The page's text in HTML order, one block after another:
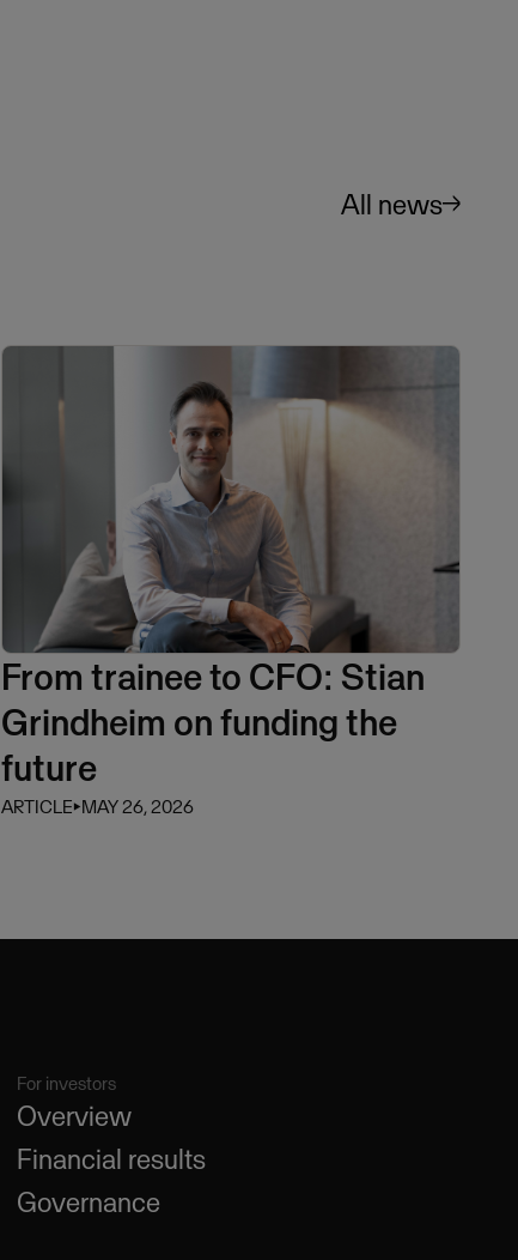
All news
From trainee to CFO: Stian
Grindheim on funding the
future
ARTICLE⏵MAY 26, 2026
For investors
Overview
Financial results
Governance